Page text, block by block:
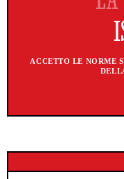
ACCETTO LE NORME